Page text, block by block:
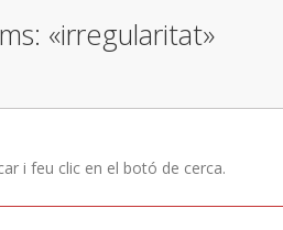
«irregularitat»
i feu clic en el botó de cerca.